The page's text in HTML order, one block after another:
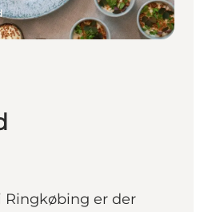
Ringkøbing er der